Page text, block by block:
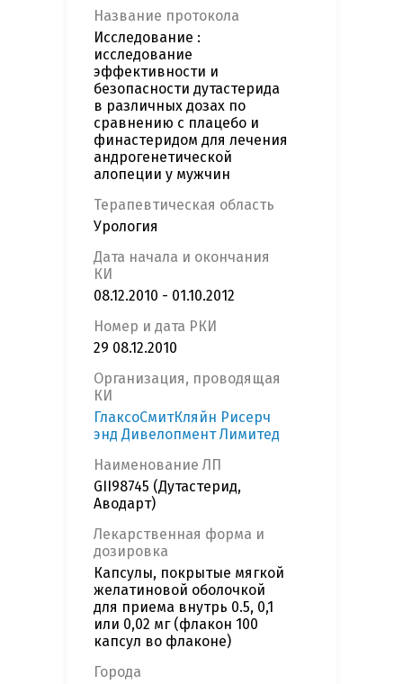
Название протокола
Исследование :
исследование
эффективности и
безопасности дутастерида
в различных дозах по
сравнению с плацебо и
финастеридом для лечения
андрогенетической
алопеции у мужчин
Терапевтическая область
Урология
Дата начала и окончания
КИ
08.12.2010 - 01.10.2012
Номер и дата РКИ
29 08.12.2010
Организация, проводящая
КИ
ГлаксоСмитКляйн Рисерч
энд Дивелопмент Лимитед
Наименование ЛП
GII98745 (Дутастерид,
Аводарт)
Лекарственная форма и
дозировка
Капсулы, покрытые мягкой
желатиновой оболочкой
для приема внутрь 0.5, 0,1
или 0,02 мг (флакон 100
капсул во флаконе)
Города